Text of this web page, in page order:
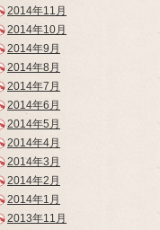
2014年11月
2014年10月
2014年9月
2014年8月
2014年7月
2014年6月
2014年5月
2014年4月
2014年3月
2014年2月
2014年1月
2013年11月